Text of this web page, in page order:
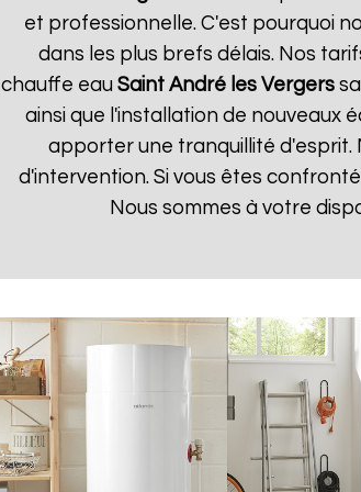
et professionnelle. C'est pourquoi
dans les plus brefs délais. Nos
chauffe eau Saint André les Vergers
ainsi que l'installation de nouveaux
apporter une tranquillité
d'intervention. Si vous êtes
Nous sommes à votre